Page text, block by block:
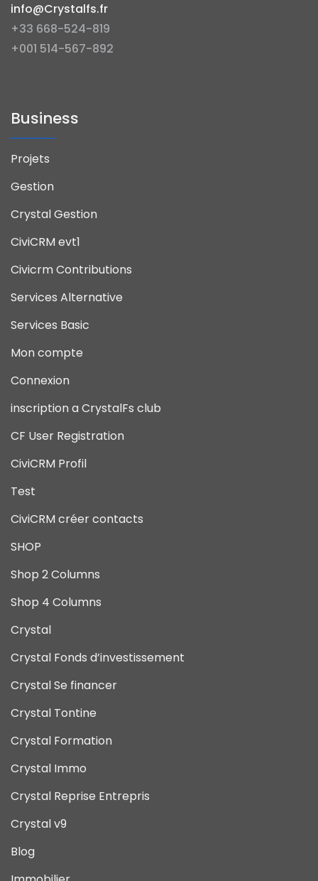
info@Crystalfs.fr
+33 668-524-819
+001 514-567-892
Business
Projets
Gestion
Crystal Gestion
CiviCRM evt1
Civicrm Contributions
Services Alternative
Services Basic
Mon compte
Connexion
inscription a CrystalFs club
CF User Registration
CiviCRM Profil
Test
CiviCRM créer contacts
SHOP
Shop 2 Columns
Shop 4 Columns
Crystal
Crystal Fonds d’investissement
Crystal Se financer
Crystal Tontine
Crystal Formation
Crystal Immo
Crystal Reprise Entrepris
Crystal v9
Blog